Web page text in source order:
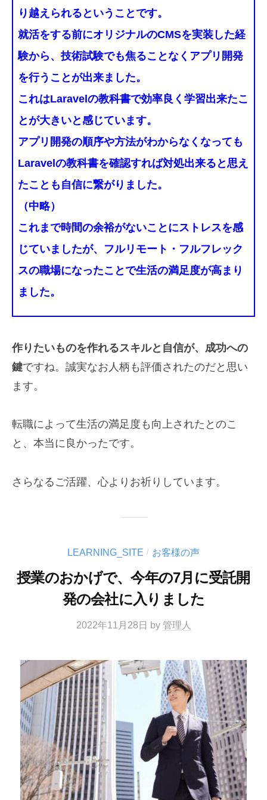
り越えられる ということです。
就活をする前にオリジナルのCMSを実装した経
験から、技術試験でも焦ることなくアプリ開発
を行うことが出来ました。
これはLaravelの教科書で効率良く学習出来たこ
とが大きいと感じています。
アプリ開発の順序や方法がわからなくなっても
Laravelの教科書を確認すれば対処出来ると思え
たことも自信に繋がりました。
（中略）
これまで時間の余裕がないことにストレスを感
じていましたが、フルリモート・フルフレック
スの職場になったことで生活の満足度が高まり
ました。
作りたいものを作れるスキルと自信が、成功への
鍵ですね。誠実なお人柄も評価されたのだと思い
ます。
転職によって生活の満足度も向上されたとのこ
と、本当に良かったです。
さらなるご活躍、心よりお祈りしています。
LEARNING_SITE / お客様の声
授業のおかげで、今年の7月に受託開
発の会社に入りました
2022年11月28日 by 管理人